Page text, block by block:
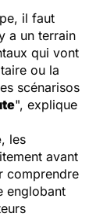
il faut
a un terrain
qui vont
ou la
scénarisos
", explique
, les
avant
comprendre
englobant